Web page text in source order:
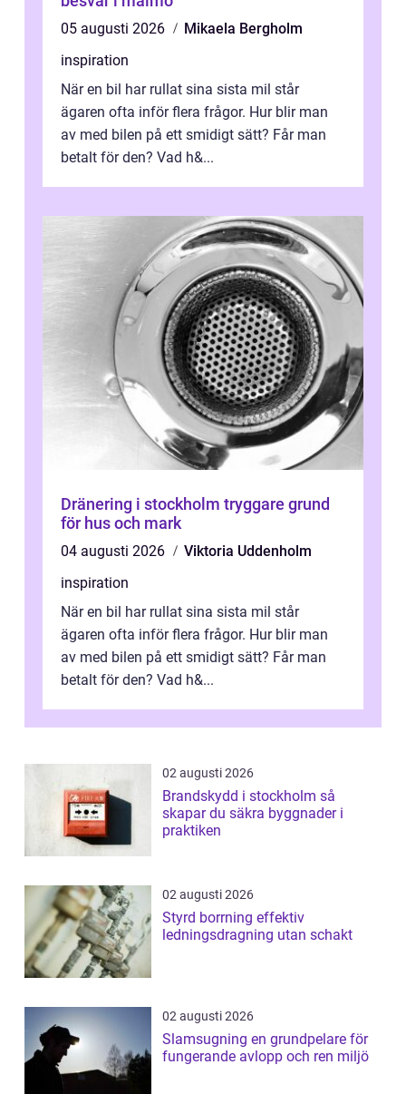
05 augusti 2026
Mikaela Bergholm
inspiration
När en bil har rullat sina sista mil står
ägaren ofta inför flera frågor. Hur blir man
av med bilen på ett smidigt sätt? Får man
betalt för den? Vad h&...
Dränering i stockholm tryggare grund
för hus och mark
04 augusti 2026
Viktoria Uddenholm
inspiration
När en bil har rullat sina sista mil står
ägaren ofta inför flera frågor. Hur blir man
av med bilen på ett smidigt sätt? Får man
betalt för den? Vad h&...
02 augusti 2026
Brandskydd i stockholm så
skapar du säkra byggnader i
praktiken
02 augusti 2026
Styrd borrning effektiv
ledningsdragning utan schakt
02 augusti 2026
Slamsugning en grundpelare för
fungerande avlopp och ren miljö